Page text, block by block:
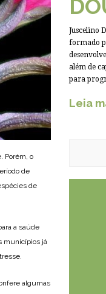
Porém, o
de
de
a saúde
municípios já
algumas
Juscelino
formado
além de
para
Leia